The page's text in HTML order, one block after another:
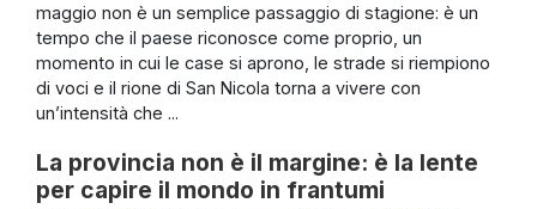
maggio non è un semplice passaggio di stagione: è un
tempo che il paese riconosce come proprio, un
momento in cui le case si aprono, le strade si riempiono
di voci e il rione di San Nicola torna a vivere con
un’intensità che ...
La provincia non è il margine: è la lente
per capire il mondo in frantumi